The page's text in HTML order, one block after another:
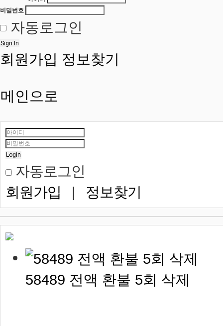
비밀번호
자동로그인
Sign In
회원가입 정보찾기
메인으로
Login
자동로그인
회원가입 | 정보찾기
58489 전액 환불 5회 삭제